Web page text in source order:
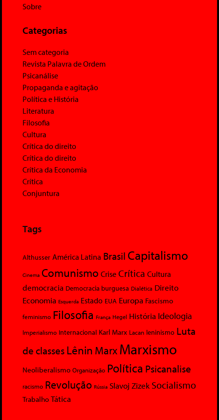
Sobre
Categorias
Sem categoria
Revista Palavra de Ordem
Psicanálise
Propaganda e agitação
Política e História
Literatura
Filosofia
Cultura
Crítica do direito
Crítica do direito
Crítica da Economia
Crítica
Conjuntura
Tags
Althusser América Latina Brasil Capitalismo
Cinema Comunismo Crise Crítica Cultura
democracia Democracia burguesa Dialética Direito
Economia Esquerda Estado EUA Europa Fascismo
feminismo Filosofia França Hegel História Ideologia
Imperialismo Internacional Karl Marx Lacan leninismo Luta
de classesLênin MarxMarxismo
Neoliberalismo Organização Política Psicanalise
racismo Revolução Rússia Slavoj Zizek Socialismo
Trabalho Tática